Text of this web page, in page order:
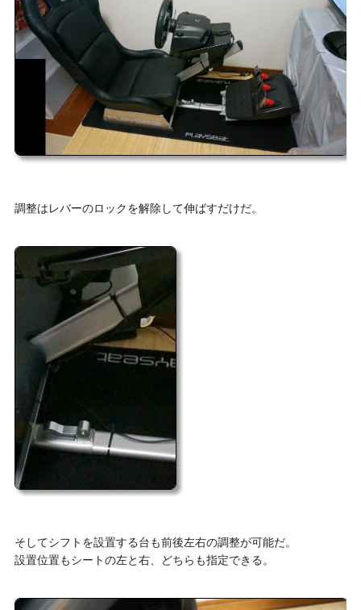
調整はレバーのロックを解除して伸ばすだけだ。
そしてシフトを設置する台も前後左右の調整が可能だ。
設置位置もシートの左と右、どちらも指定できる。